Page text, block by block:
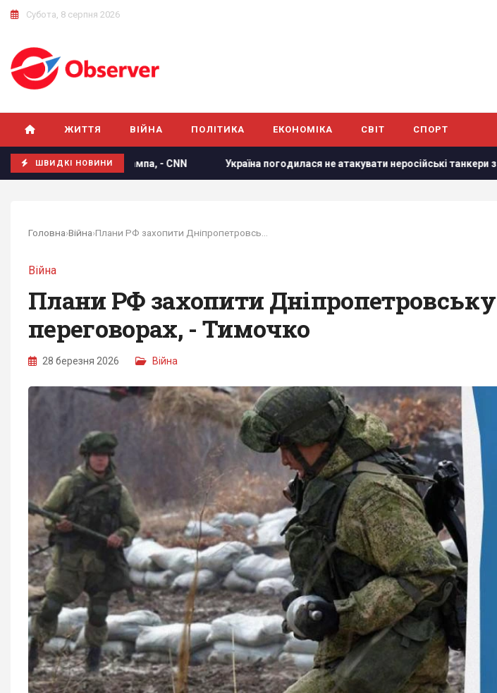
Субота, 8 серпня 2026
ЖИТТЯ ВІЙНА ПОЛІТИКА ЕКОНОМІКА СВІТ СПОРТ
ШВИДКІ НОВИНИ
Трампа, - CNN Україна погодилася не атакувати неросійські танкери з нафтою в
Головна›Війна›
Війна
Плани РФ захопити
переговорах, - Тимочко
28 березня 2026 Війна